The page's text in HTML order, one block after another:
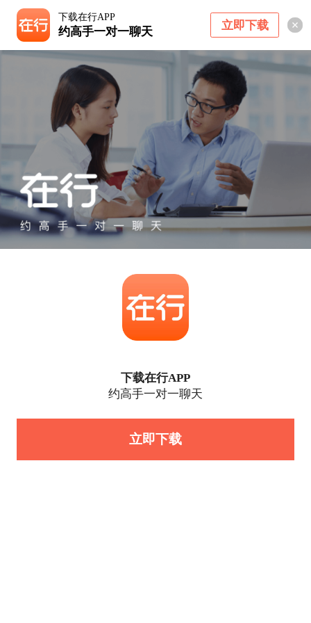
下载在行APP
约高手一对一聊天 立即下载
下载在行APP
约高手一对一聊天
立即下载